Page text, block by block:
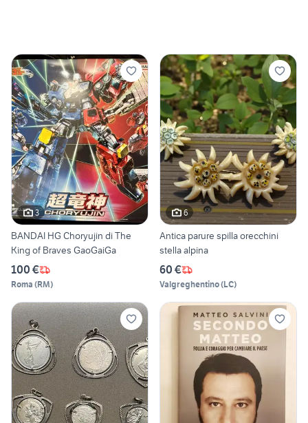
3
BANDAI HG Choryujin di The
King of Braves GaoGaiGa
100 €
Roma (RM)
6
Antica parure spilla orecchini
stella alpina
60 €
Valgreghentino(LC)